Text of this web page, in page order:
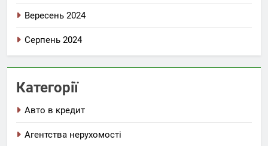
Вересень 2024
Серпень 2024
Категорії
Авто в кредит
Агентства нерухомості